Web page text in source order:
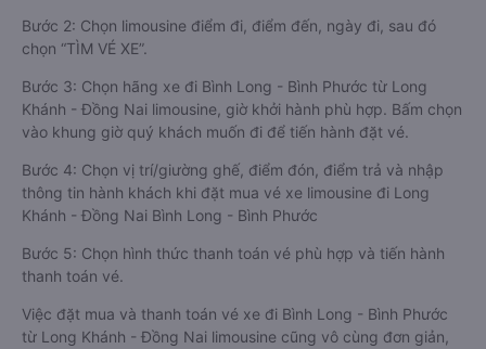
Bước 2: Chọn limousine điểm đi, điểm đến, ngày đi, sau đó
chọn “TÌM VÉ XE”.
Bước 3: Chọn hãng xe đi Bình Long - Bình Phước từ Long
Khánh - Đồng Nai limousine, giờ khởi hành phù hợp. Bấm chọn
vào khung giờ quý khách muốn đi để tiến hành đặt vé.
Bước 4: Chọn vị trí/giường ghế, điểm đón, điểm trả và nhập
thông tin hành khách khi đặt mua vé xe limousine đi Long
Khánh - Đồng Nai Bình Long - Bình Phước
Bước 5: Chọn hình thức thanh toán vé phù hợp và tiến hành
thanh toán vé.
Việc đặt mua và thanh toán vé xe đi Bình Long - Bình Phước
từ Long Khánh - Đồng Nai limousine cũng vô cùng đơn giản,